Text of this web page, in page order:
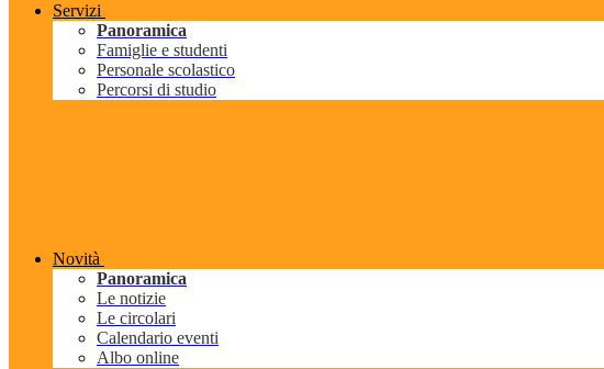
Servizi
Panoramica
Famiglie e studenti
Personale scolastico
Percorsi di studio
Novità
Panoramica
Le notizie
Le circolari
Calendario eventi
Albo online